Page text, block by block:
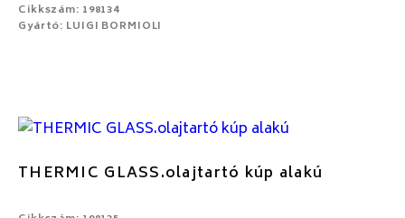
Cikkszám: 198134
Gyártó: LUIGI BORMIOLI
THERMIC GLASS.olajtartó kúp alakú